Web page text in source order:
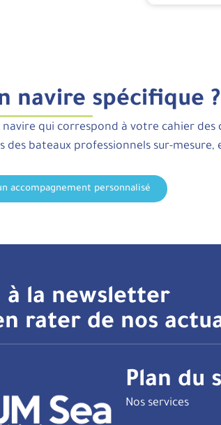
navire spécifique ?
navire qui correspond à votre cahier des
des bateaux professionnels sur-mesure,
accompagnement personnalisé
à la newsletter
rater de nos
Plan du
Nos services